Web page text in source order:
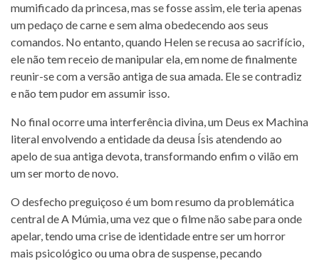
mumificado da princesa, mas se fosse assim, ele teria apenas
um pedaço de carne e sem alma obedecendo aos seus
comandos. No entanto, quando Helen se recusa ao sacrifício,
ele não tem receio de manipular ela, em nome de finalmente
reunir-se com a versão antiga de sua amada. Ele se contradiz
e não tem pudor em assumir isso.
No final ocorre uma interferência divina, um Deus ex Machina
literal envolvendo a entidade da deusa Ísis atendendo ao
apelo de sua antiga devota, transformando enfim o vilão em
um ser morto de novo.
O desfecho preguiçoso é um bom resumo da problemática
central de A Múmia, uma vez que o filme não sabe para onde
apelar, tendo uma crise de identidade entre ser um horror
mais psicológico ou uma obra de suspense, pecando